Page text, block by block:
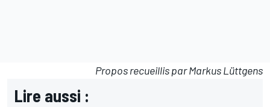
Propos recueillis par Markus Lüttgens
Lire aussi :